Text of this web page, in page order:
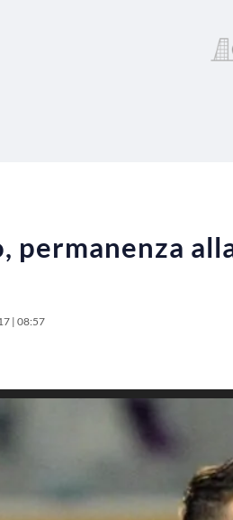
permanenza
| 08:57